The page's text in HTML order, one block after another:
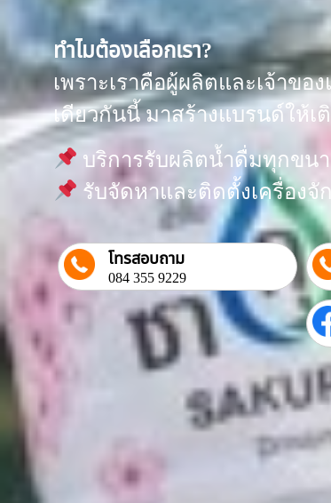
ทำไมต้องเลือกเรา?
เพราะเราคือผู้ผลิตและเจ้าขอ
เดียวกันนี้ มาสร้างแบรนด์ให้เ
บริการรับผลิตน้ำดื่มทุกขน
รับจัดหาและติดตั้งเครื่องจั
โทรสอบถาม
084 355 9229